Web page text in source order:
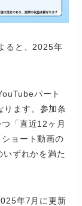
ると、2025年
パート
ります。参加条
「直近12ヶ月
ョート動画の
ずれかを満た
年7月に更新